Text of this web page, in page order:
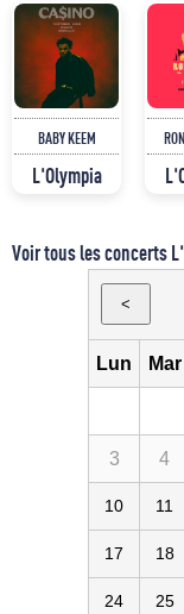
BABY KEEM
L'Olympia
Voir tous les concerts
<
Lun Mar
3 4
10 11
17 18
24 25